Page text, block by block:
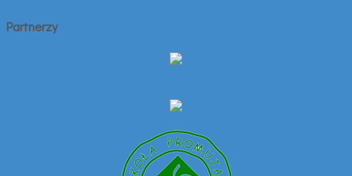
Partnerzy